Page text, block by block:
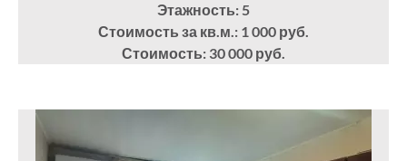
Этажность: 5
Стоимость за кв.м.: 1 000 руб.
Стоимость: 30 000 руб.